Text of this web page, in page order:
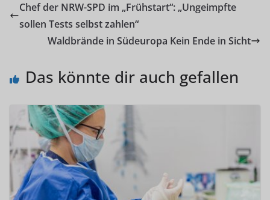
Chef der NRW-SPD im „Frühstart“: „Ungeimpfte
sollen Tests selbst zahlen“
Waldbrände in Südeuropa Kein Ende in Sicht
Das könnte dir auch gefallen